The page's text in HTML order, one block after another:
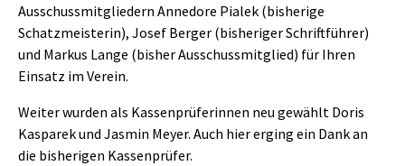
Ausschussmitgliedern Annedore Pialek (bisherige
Schatzmeisterin), Josef Berger (bisheriger Schriftführer)
und Markus Lange (bisher Ausschussmitglied) für Ihren
Einsatz im Verein.
Weiter wurden als Kassenprüferinnen neu gewählt Doris
Kasparek und Jasmin Meyer. Auch hier erging ein Dank an
die bisherigen Kassenprüfer.